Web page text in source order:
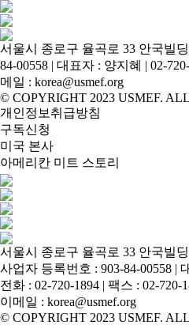
서울시 종로구 율곡로 33 안국빌
84-00558 | 대표자 : 양지혜 | 02-
메일 : korea@usmef.org
© COPYRIGHT 2023 USMEF.
개인정보취급방침
구독신청
미국 본사
아메리칸 미트 스토리
서울시 종로구 율곡로 33 안국빌
사업자 등록번호 : 903-84-00558 |
전화 : 02-720-1894 | 팩스 : 02-720-
이메일 : korea@usmef.org
© COPYRIGHT 2023 USMEF.